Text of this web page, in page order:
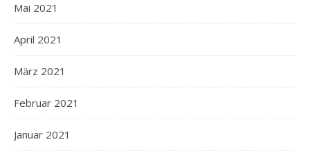
Mai 2021
April 2021
März 2021
Februar 2021
Januar 2021